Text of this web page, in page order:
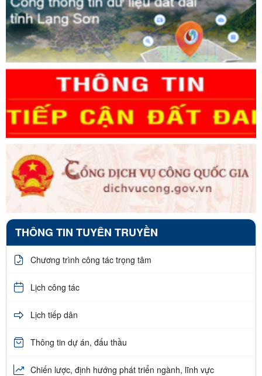
THÔNG TIN TUYÊN TRUYỀN
Chương trình công tác trọng tâm
Lịch công tác
Lịch tiếp dân
Thông tin dự án, đấu thầu
Chiến lược, định hướng phát triển ngành, lĩnh vực